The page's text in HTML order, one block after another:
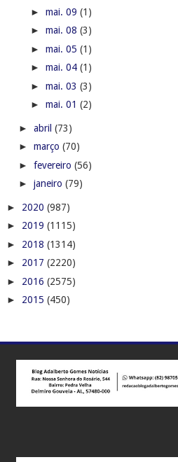
► mai. 09 (1)
► mai. 08 (3)
► mai. 05 (1)
► mai. 04 (1)
► mai. 03 (3)
► mai. 01 (2)
► abril (73)
► março (70)
► fevereiro (56)
► janeiro (79)
► 2020 (987)
► 2019 (1115)
► 2018 (1314)
► 2017 (2220)
► 2016 (2575)
► 2015 (450)